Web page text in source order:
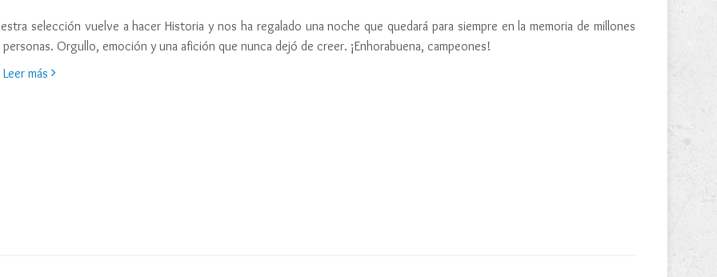
selección vuelve a hacer Historia y nos ha regalado una noche que quedará para siempre en la memoria de millones
personas. Orgullo, emoción y una afición que nunca dejó de creer. ¡Enhorabuena, campeones!
Leer más